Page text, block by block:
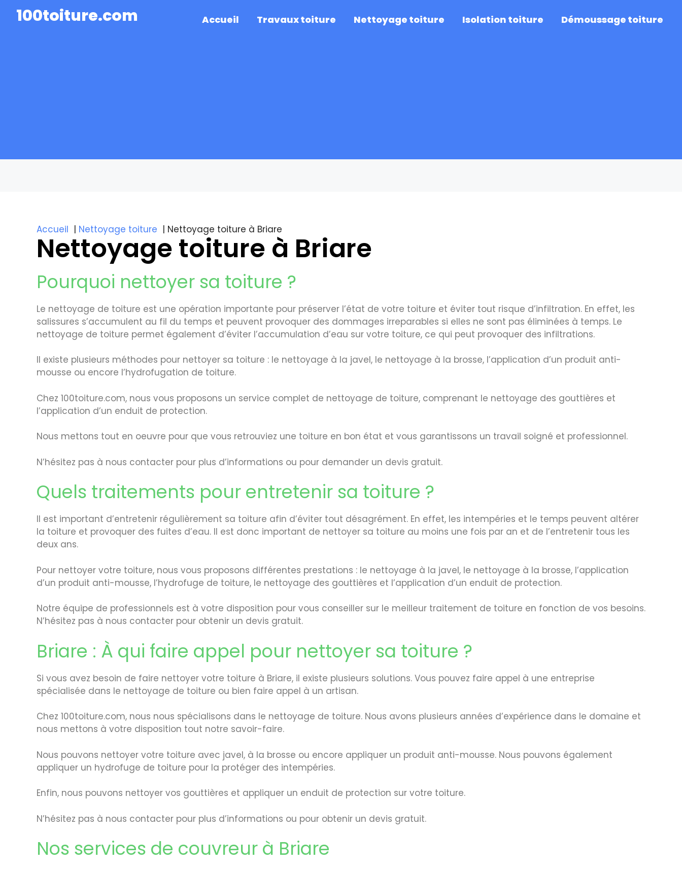
100toiture.com Accueil Travaux toiture Nettoyage toiture Isolation toiture Démoussage toiture
Accueil Nettoyage toiture Nettoyage toiture à Briare
Nettoyage toiture à Briare
Pourquoi nettoyer sa toiture ?
Le nettoyage de toiture est une opération importante pour préserver l’état de votre toiture et éviter tout risque d’infiltration. En effet, les
salissures s’accumulent au fil du temps et peuvent provoquer des dommages irreparables si elles ne sont pas éliminées à temps. Le
nettoyage de toiture permet également d’éviter l’accumulation d’eau sur votre toiture, ce qui peut provoquer des infiltrations.
Il existe plusieurs méthodes pour nettoyer sa toiture : le nettoyage à la javel, le nettoyage à la brosse, l’application d’un produit anti-
mousse ou encore l’hydrofugation de toiture.
Chez 100toiture.com, nous vous proposons un service complet de nettoyage de toiture, comprenant le nettoyage des gouttières et
l’application d’un enduit de protection.
Nous mettons tout en oeuvre pour que vous retrouviez une toiture en bon état et vous garantissons un travail soigné et professionnel.
N’hésitez pas à nous contacter pour plus d’informations ou pour demander un devis gratuit.
Quels traitements pour entretenir sa toiture ?
Il est important d’entretenir régulièrement sa toiture afin d’éviter tout désagrément. En effet, les intempéries et le temps peuvent altérer
la toiture et provoquer des fuites d’eau. Il est donc important de nettoyer sa toiture au moins une fois par an et de l’entretenir tous les
deux ans.
Pour nettoyer votre toiture, nous vous proposons différentes prestations : le nettoyage à la javel, le nettoyage à la brosse, l’application
d’un produit anti-mousse, l’hydrofuge de toiture, le nettoyage des gouttières et l’application d’un enduit de protection.
Notre équipe de professionnels est à votre disposition pour vous conseiller sur le meilleur traitement de toiture en fonction de vos besoins.
N’hésitez pas à nous contacter pour obtenir un devis gratuit.
Briare : À qui faire appel pour nettoyer sa toiture ?
Si vous avez besoin de faire nettoyer votre toiture à Briare, il existe plusieurs solutions. Vous pouvez faire appel à une entreprise
spécialisée dans le nettoyage de toiture ou bien faire appel à un artisan.
Chez 100toiture.com, nous nous spécialisons dans le nettoyage de toiture. Nous avons plusieurs années d’expérience dans le domaine et
nous mettons à votre disposition tout notre savoir-faire.
Nous pouvons nettoyer votre toiture avec javel, à la brosse ou encore appliquer un produit anti-mousse. Nous pouvons également
appliquer un hydrofuge de toiture pour la protéger des intempéries.
Enfin, nous pouvons nettoyer vos gouttières et appliquer un enduit de protection sur votre toiture.
N’hésitez pas à nous contacter pour plus d’informations ou pour obtenir un devis gratuit.
Nos services de couvreur à Briare